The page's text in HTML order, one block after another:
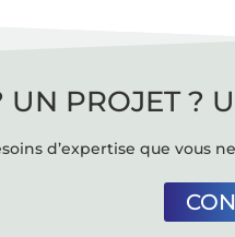
UN PROJET ?
d’expertise que vous